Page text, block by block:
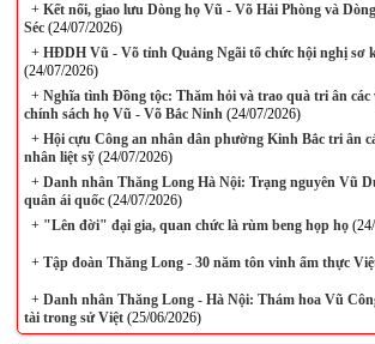
+Kết nối, giao lưu Dòng họ Vũ - Võ Hải Phòng và
Séc(24/07/2026)
+HĐDH Vũ - Võ tỉnh Quảng Ngãi tổ chức hội nghị sơ
(24/07/2026)
+Nghĩa tình Đồng tộc: Thăm hỏi và trao quà tri ân các
chính sách họ Vũ - Võ Bắc Ninh(24/07/2026)
+Hội cựu Công an nhân dân phường Kinh Bắc tri ân
nhân liệt sỹ(24/07/2026)
+Danh nhân Thăng Long Hà Nội: Trạng nguyên Vũ
quân ái quốc(24/07/2026)
+"Lên đời" đại gia, quan chức là rùm beng họp họ(24/
+Tập đoàn Thăng Long - 30 năm tôn vinh ẩm thực
+Danh nhân Thăng Long - Hà Nội: Thám hoa Vũ
tài trong sử Việt(25/06/2026)